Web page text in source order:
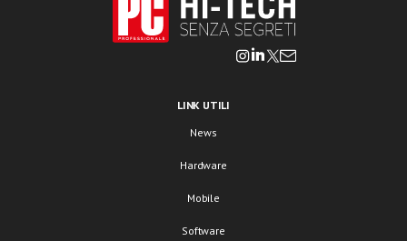
LINK UTILI
News
Hardware
Mobile
Software